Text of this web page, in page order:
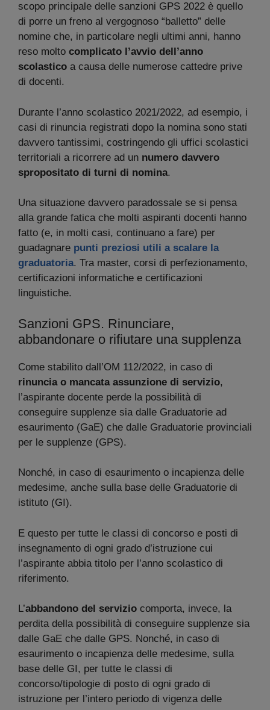
scopo principale delle sanzioni GPS 2022 è quello
di porre un freno al vergognoso “balletto” delle
nomine che, in particolare negli ultimi anni, hanno
reso molto complicato l’avvio dell’anno
scolastico a causa delle numerose cattedre prive
di docenti.
Durante l’anno scolastico 2021/2022, ad esempio, i
casi di rinuncia registrati dopo la nomina sono stati
davvero tantissimi, costringendo gli uffici scolastici
territoriali a ricorrere ad un numero davvero
spropositato di turni di nomina.
Una situazione davvero paradossale se si pensa
alla grande fatica che molti aspiranti docenti hanno
fatto (e, in molti casi, continuano a fare) per
guadagnare punti preziosi utili a scalare la
graduatoria. Tra master, corsi di perfezionamento,
certificazioni informatiche e certificazioni
linguistiche.
Sanzioni GPS. Rinunciare,
abbandonare o rifiutare una supplenza
Come stabilito dall’OM 112/2022, in caso di
rinuncia o mancata assunzione di servizio,
l’aspirante docente perde la possibilità di
conseguire supplenze sia dalle Graduatorie ad
esaurimento (GaE) che dalle Graduatorie provinciali
per le supplenze (GPS).
Nonché, in caso di esaurimento o incapienza delle
medesime, anche sulla base delle Graduatorie di
istituto (GI).
E questo per tutte le classi di concorso e posti di
insegnamento di ogni grado d’istruzione cui
l’aspirante abbia titolo per l’anno scolastico di
riferimento.
L’abbandono del servizio comporta, invece, la
perdita della possibilità di conseguire supplenze sia
dalle GaE che dalle GPS. Nonché, in caso di
esaurimento o incapienza delle medesime, sulla
base delle GI, per tutte le classi di
concorso/tipologie di posto di ogni grado di
istruzione per l’intero periodo di vigenza delle